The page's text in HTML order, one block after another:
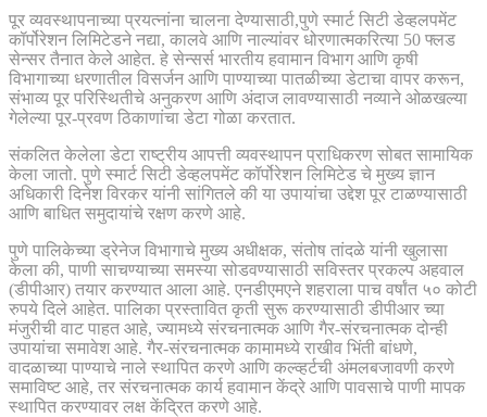
पूर व्यवस्थापनाच्या प्रयत्नांना चालना देण्यासाठी,पुणे स्मार्ट सिटी डेव्हलपमेंट
कॉर्पोरेशन लिमिटेडने नद्या, कालवे आणि नाल्यांवर धोरणात्मकरित्या 50 फ्लड
सेन्सर तैनात केले आहेत. हे सेन्सर्स भारतीय हवामान विभाग आणि कृषी
विभागाच्या धरणातील विसर्जन आणि पाण्याच्या पातळीच्या डेटाचा वापर करून,
संभाव्य पूर परिस्थितीचे अनुकरण आणि अंदाज लावण्यासाठी नव्याने ओळखल्या
गेलेल्या पूर-प्रवण ठिकाणांचा डेटा गोळा करतात.
संकलित केलेला डेटा राष्ट्रीय आपत्ती व्यवस्थापन प्राधिकरण सोबत सामायिक
केला जातो. पुणे स्मार्ट सिटी डेव्हलपमेंट कॉर्पोरेशन लिमिटेड चे मुख्य ज्ञान
अधिकारी दिनेश विरकर यांनी सांगितले की या उपायांचा उद्देश पूर टाळण्यासाठी
आणि बाधित समुदायांचे रक्षण करणे आहे.
पुणे पालिकेच्या ड्रेनेज विभागाचे मुख्य अधीक्षक, संतोष तांदळे यांनी खुलासा
केला की, पाणी साचण्याच्या समस्या सोडवण्यासाठी सविस्तर प्रकल्प अहवाल
(डीपीआर) तयार करण्यात आला आहे. एनडीएमएने शहराला पाच वर्षांत ५० कोटी
रुपये दिले आहेत. पालिका प्रस्तावित कृती सुरू करण्यासाठी डीपीआर च्या
मंजुरीची वाट पाहत आहे, ज्यामध्ये संरचनात्मक आणि गैर-संरचनात्मक दोन्ही
उपायांचा समावेश आहे. गैर-संरचनात्मक कामामध्ये राखीव भिंती बांधणे,
वादळाच्या पाण्याचे नाले स्थापित करणे आणि कल्व्हर्टची अंमलबजावणी करणे
समाविष्ट आहे, तर संरचनात्मक कार्य हवामान केंद्रे आणि पावसाचे पाणी मापक
स्थापित करण्यावर लक्ष केंद्रित करणे आहे.